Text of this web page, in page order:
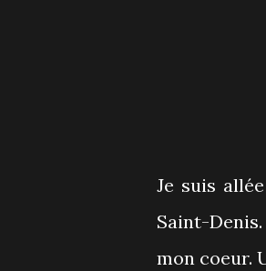
Je suis
Saint-
mon coeur.